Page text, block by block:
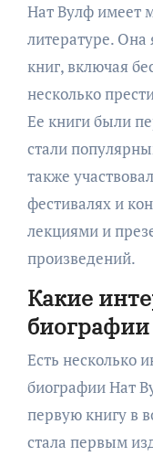
Нат Вулф имеет
литературе. Она
книг, включая
несколько
Ее книги были
стали
также
фестивалях и
лекциями и
произведений.
Какие
Есть несколько
биографии Нат
первую книгу в
стала первым